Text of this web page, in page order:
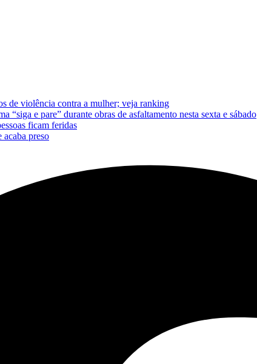
de violência contra a mulher; veja ranking
e pare” durante obras de asfaltamento nesta sexta e sábado
ficam feridas
preso